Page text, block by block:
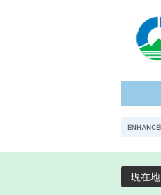
G
o
g
l
現在地